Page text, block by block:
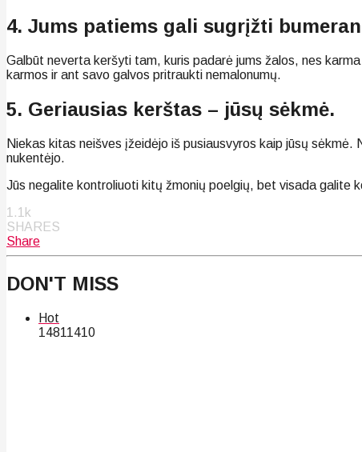
4. Jums patiems gali sugrįžti
Galbūt neverta keršyti tam, kuris padarė jums žalos, nes
karmos ir ant savo galvos pritraukti nemalonumų.
5. Geriausias kerštas – jūsų sėkmė.
Niekas kitas neišves įžeidėjo iš pusiausvyros kaip jūsų
nukentėjo.
Jūs negalite kontroliuoti kitų žmonių poelgių, bet visada galite
1.1k
SHARES
Share
DON'T MISS
Hot
14811410